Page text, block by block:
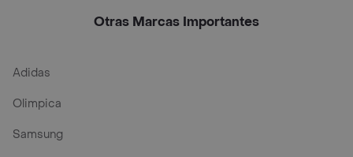
Otras Marcas Importantes
Adidas
Olimpica
Samsung